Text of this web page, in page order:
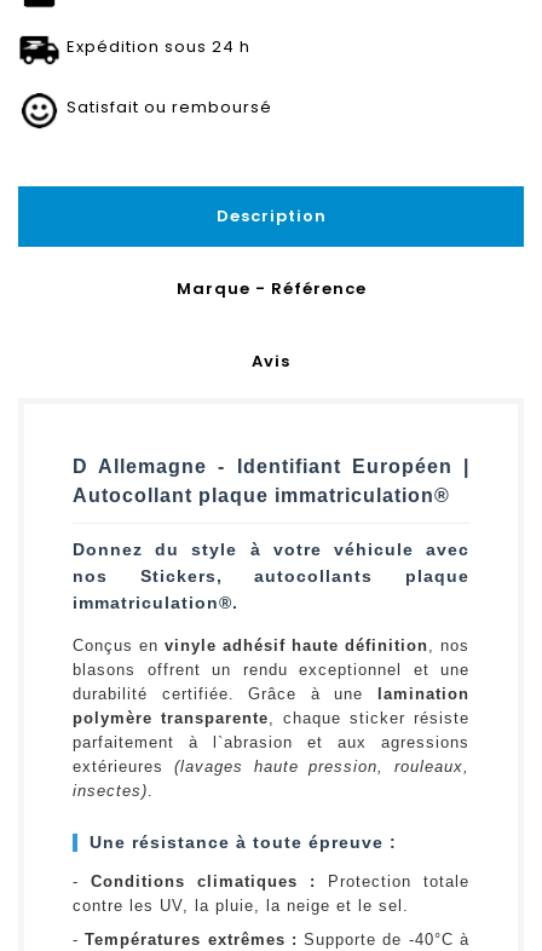
Expédition sous 24 h
Satisfait ou remboursé
Description
Marque - Référence
Avis
D Allemagne - Identifiant Européen |
Autocollant plaque immatriculation®
Donnez du style à votre véhicule avec
nos Stickers, autocollants plaque
immatriculation®.
Conçus en vinyle adhésif haute définition, nos
blasons offrent un rendu exceptionnel et une
durabilité certifiée. Grâce à une
lamination
polymère transparente, chaque sticker résiste
parfaitement à l`abrasion et aux agressions
extérieures (lavages haute pression, rouleaux,
insectes).
Une résistance à toute épreuve :
- Conditions climatiques :
Protection totale
contre les UV, la pluie, la neige et le sel.
-Températures extrêmes : Supporte de -40°C à